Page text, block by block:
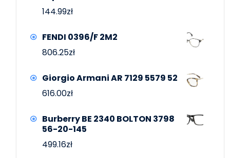
144.99zł
FENDI 0396/F 2M2
806.25zł
Giorgio Armani AR 7129 5579 52
616.00zł
Burberry BE 2340 BOLTON 3798
56-20-145
499.16zł